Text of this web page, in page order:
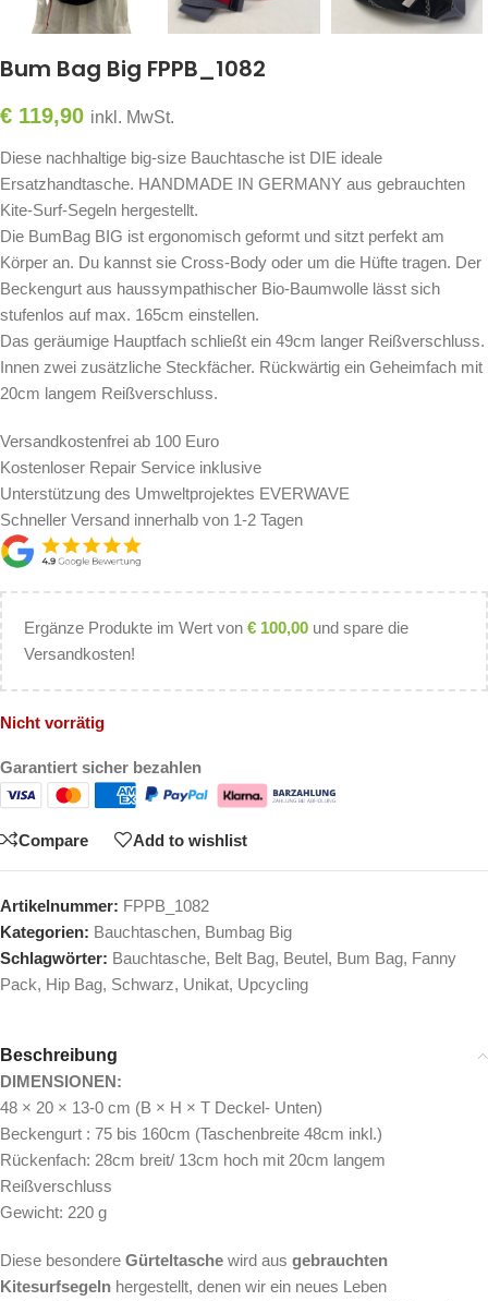
Bum Bag Big FPPB_1082
€ 119,90 inkl. MwSt.
Diese nachhaltige big-size Bauchtasche ist DIE ideale
Ersatzhandtasche. HANDMADE IN GERMANY aus gebrauchten
Kite-Surf-Segeln hergestellt.
Die BumBag BIG ist ergonomisch geformt und sitzt perfekt am
Körper an. Du kannst sie Cross-Body oder um die Hüfte tragen. Der
Beckengurt aus haussympathischer Bio-Baumwolle lässt sich
stufenlos auf max. 165cm einstellen.
Das geräumige Hauptfach schließt ein 49cm langer Reißverschluss.
Innen zwei zusätzliche Steckfächer. Rückwärtig ein Geheimfach mit
20cm langem Reißverschluss.
Versandkostenfrei ab 100 Euro
Kostenloser Repair Service inklusive
Unterstützung des Umweltprojektes EVERWAVE
Schneller Versand innerhalb von 1-2 Tagen
Ergänze Produkte im Wert von € 100,00 und spare die
Versandkosten!
Nicht vorrätig
Garantiert sicher bezahlen
Compare Add to wishlist
Artikelnummer: FPPB_1082
Kategorien: Bauchtaschen, Bumbag Big
Schlagwörter: Bauchtasche, Belt Bag, Beutel, Bum Bag, Fanny
Pack, Hip Bag, Schwarz, Unikat, Upcycling
Beschreibung
DIMENSIONEN:
48 × 20 × 13-0 cm (B × H × T Deckel- Unten)
Beckengurt : 75 bis 160cm (Taschenbreite 48cm inkl.)
Rückenfach: 28cm breit/ 13cm hoch mit 20cm langem
Reißverschluss
Gewicht: 220 g
Diese besondere Gürteltasche wird aus gebrauchten
Kitesurfsegeln hergestellt, denen wir ein neues Leben